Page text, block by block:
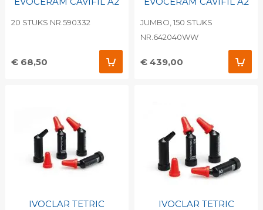
20 STUKS NR.590332
€ 68,50
JUMBO, 150 STUKS
NR.642040WW
€ 439,00
IVOCLAR TETRIC
IVOCLAR TETRIC